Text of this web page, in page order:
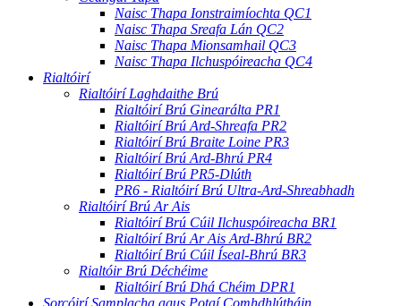
Naisc Thapa Ionstraimíochta QC1
Naisc Thapa Sreafa Lán QC2
Naisc Thapa Mionsamhail QC3
Naisc Thapa Ilchuspóireacha QC4
Rialtóirí
Rialtóirí Laghdaithe Brú
Rialtóirí Brú Ginearálta PR1
Rialtóirí Brú Ard-Shreafa PR2
Rialtóirí Brú Braite Loine PR3
Rialtóirí Brú Ard-Bhrú PR4
Rialtóirí Brú PR5-Dlúth
PR6 - Rialtóirí Brú Ultra-Ard-Shreabhadh
Rialtóirí Brú Ar Ais
Rialtóirí Brú Cúil Ilchuspóireacha BR1
Rialtóirí Brú Ar Ais Ard-Bhrú BR2
Rialtóirí Brú Cúil Íseal-Bhrú BR3
Rialtóir Brú Déchéime
Rialtóirí Brú Dhá Chéim DPR1
Sorcóirí Samplacha agus Potaí Comhdhlútháin